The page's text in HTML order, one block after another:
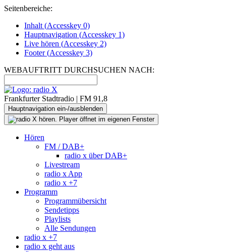
Seitenbereiche:
Inhalt (Accesskey 0)
Hauptnavigation (Accesskey 1)
Live hören (Accesskey 2)
Footer(Accesskey 3)
WEBAUFTRITT DURCHSUCHEN NACH:
Frankfurter Stadtradio | FM 91,8
Hauptnavigation ein-/ausblenden
Hören
FM / DAB+
radio x über DAB+
Livestream
radio x App
radio x +7
Programm
Programmübersicht
Sendetipps
Playlists
Alle Sendungen
radio x +7
radio x geht aus